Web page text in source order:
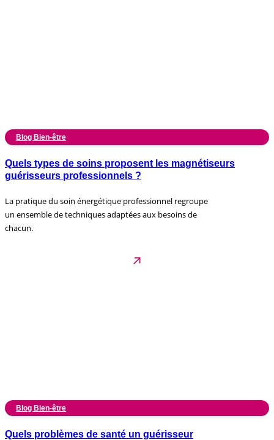
Blog Bien-être
Quels types de soins proposent les magnétiseurs
guérisseurs professionnels ?
La pratique du soin énergétique professionnel regroupe
un ensemble de techniques adaptées aux besoins de
chacun.
Blog Bien-être
Quels problèmes de santé un guérisseur